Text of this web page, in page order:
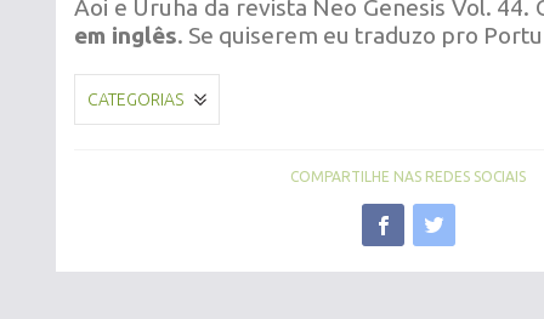
Aoi e Uruha da revista Neo Genesis Vol. 44.
em inglês. Se quiserem eu traduzo pro
CATEGORIAS
COMPARTILHE NAS REDES SOCIAIS